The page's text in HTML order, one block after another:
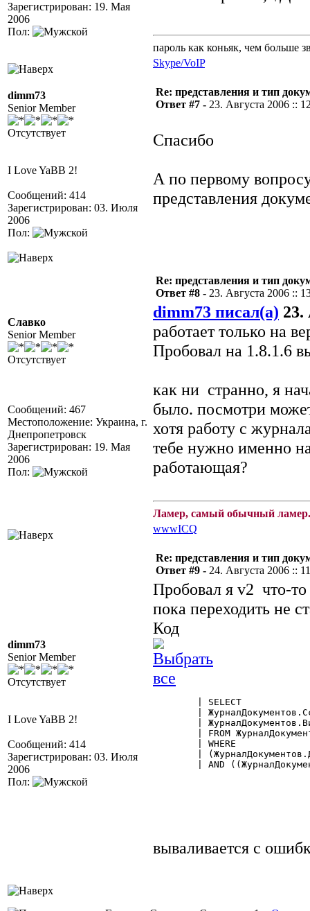
Зарегистрирован: 19. Мая
2006
Пол:
пароль как коньяк, чем больше
Skype/VoIP
dimm73
Senior Member
Отсутствует
I Love YaBB 2!
Сообщений: 414
Зарегистрирован: 03. Июля
2006
Пол:
Re: представления и тип
Ответ #7 - 23. Августа 2006 ::
Спасибо
А по первому
представления
Славко
Senior Member
Отсутствует
Сообщений: 467
Местоположение: Украина, г.
Днепропетровск
Зарегистрирован: 19. Мая
2006
Пол:
Re: представления и тип
Ответ #8 - 23. Августа 2006 ::
dimm73 писал(а) 23.
работает только на
Пробовал на 1.8.1.6
как ни странно, я
было. посмотри
хотя работу с
тебе нужно именно
работающая?
Ламер, самый обычный
wwwICQ
dimm73
Senior Member
Отсутствует
I Love YaBB 2!
Сообщений: 414
Зарегистрирован: 03. Июля
2006
Пол:
Re: представления и тип
Ответ #9 - 24. Августа 2006 ::
Пробовал я v2 что-то
пока переходить не
Код
вываливается с